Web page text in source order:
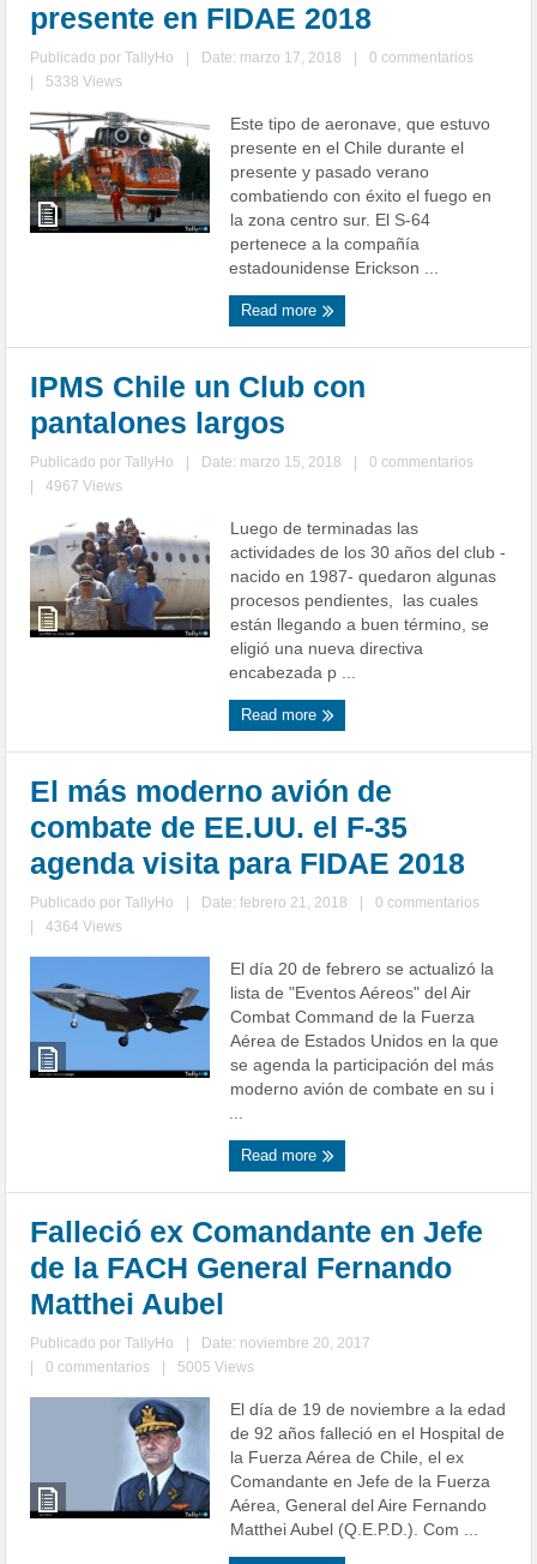
presente en FIDAE 2018
Publicado porTallyHo Date: marzo 17, 2018
0 commentarios
5338 Views
Este tipo de aeronave, que estuvo
presente en el Chile durante el
presente y pasado verano
combatiendo con éxito el fuego en
la zona centro sur. El S-64
pertenece a la compañía
estadounidense Erickson ...
Read more
IPMS Chile un Club con
pantalones largos
Publicado porTallyHo Date: marzo 15, 2018
0 commentarios
4967 Views
Luego de terminadas las
actividades de los 30 años del club -
nacido en 1987- quedaron algunas
procesos pendientes, las cuales
están llegando a buen término, se
eligió una nueva directiva
encabezada p ...
Read more
El más moderno avión de
combate de EE.UU. el F-35
agenda visita para FIDAE 2018
Publicado porTallyHo Date: febrero 21, 2018
0 commentarios
4364 Views
El día 20 de febrero se actualizó la
lista de "Eventos Aéreos" del Air
Combat Command de la Fuerza
Aérea de Estados Unidos en la que
se agenda la participación del más
moderno avión de combate en su i
...
Read more
Falleció ex Comandante en Jefe
de la FACH General Fernando
Matthei Aubel
Publicado porTallyHo
Date: noviembre 20, 2017
0 commentarios 5005 Views
El día de 19 de noviembre a la edad
de 92 años falleció en el Hospital de
la Fuerza Aérea de Chile, el ex
Comandante en Jefe de la Fuerza
Aérea, General del Aire Fernando
Matthei Aubel (Q.E.P.D.). Com ...